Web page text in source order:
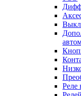
Реле